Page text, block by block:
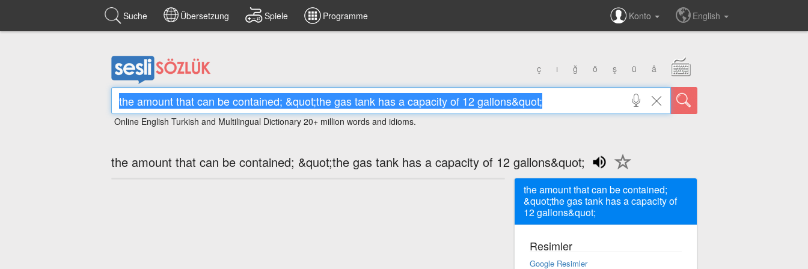
Suche Übersetzung Spiele Programme Konto English
ç ı ğ ö ş ü â
Online English Turkish and Multilingual Dictionary 20+ million words and idioms.
the amount that can be contained; &quot;the gas tank has a capacity of 12 gallons&quot;
the amount that can be contained;
&quot;the gas tank has a capacity of
12 gallons&quot;
Resimler
Google Resimler